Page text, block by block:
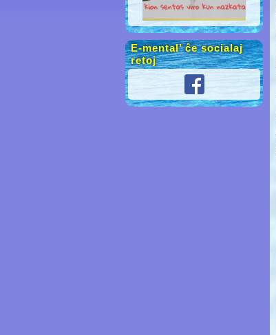
E-mental’ ĉe socialaj
retoj